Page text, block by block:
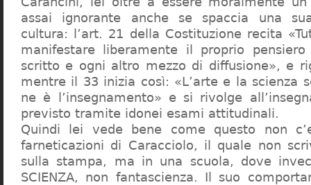
assai ignorante anche se spaccia una
cultura: l’art. 21 della Costituzione recita
manifestare liberamente il proprio
scritto e ogni altro mezzo di diffusione», e
mentre il 33 inizia così: «L’arte e la scienza
ne è l’insegnamento» e si rivolge
previsto tramite idonei esami attitudinali.
Quindi lei vede bene come questo non
farneticazioni di Caracciolo, il quale non
sulla stampa, ma in una scuola, dove
SCIENZA, non fantascienza. Il suo